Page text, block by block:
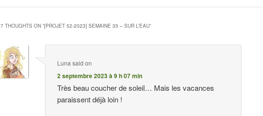
7 THOUGHTS ON “[PROJET 52-2023] SEMAINE 35 – SUR L’EAU”
Luna said on
2 septembre 2023 à 9 h 07 min
Très beau coucher de soleil… Mais les vacances
paraissent déjà loin !